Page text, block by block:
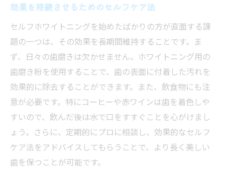
効果を持続させるためのセルフケア法
セルフホワイトニングを始めたばかりの方が直面する課
題の一つは、その効果を長期間維持することです。ま
ず、日々の歯磨きは欠かせません。ホワイトニング用の
歯磨き粉を使用することで、歯の表面に付着した汚れを
効果的に除去することができます。また、飲食物にも注
意が必要です。特にコーヒーや赤ワインは歯を着色しや
すいので、飲んだ後は水で口をすすぐことを心がけまし
ょう。さらに、定期的にプロに相談し、効果的なセルフ
ケア法をアドバイスしてもらうことで、より長く美しい
歯を保つことが可能です。